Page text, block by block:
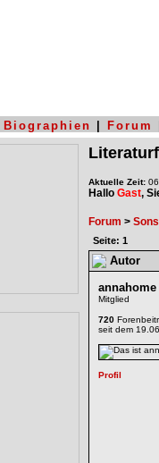
Biographien Forum
Aktuelle Zeit:
Hallo Gast,
Forum >
Seite: 1
Autor
annahome
Mitglied
720
seit dem